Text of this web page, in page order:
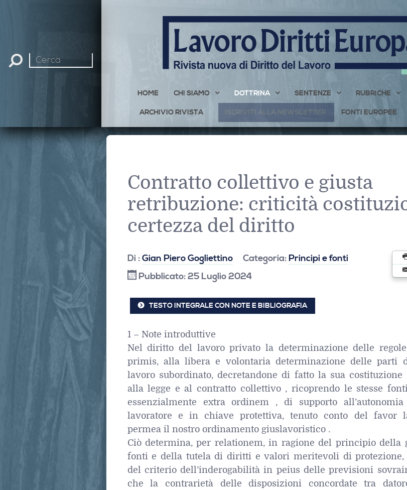
Cerca
nel
HOME CHI SIAMO DOTTRINA SENTENZE RUBRICHE
ARCHIVIO RIVISTA ISCRIVITI ALLA NEWSLETTER FONTI EUROPEE
Contratto collettivo e giusta
retribuzione: criticità
certezza del diritto
Di :Gian Piero Gogliettino Categoria:Principi e fonti
Pubblicato: 25 Luglio 2024
TESTO INTEGRALE CON NOTE E BIBLIOGRAFIA
1 – Note introduttive
Nel diritto del lavoro privato la determinazione delle
primis, alla libera e volontaria determinazione delle parti
lavoro subordinato, decretandone di fatto la sua costituzione
alla legge e al contratto collettivo , ricoprendo le stesse
essenzialmente extra ordinem , di supporto
lavoratore e in chiave protettiva, tenuto conto del favor
permea il nostro ordinamento giuslavoristico .
Ciò determina, per relationem, in ragione del principio della
fonti e della tutela di diritti e valori meritevoli di protezione,
del criterio dell’inderogabilità in peius delle previsioni
che la contrarietà delle disposizioni concordate tra